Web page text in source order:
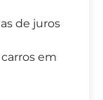
de juros
em